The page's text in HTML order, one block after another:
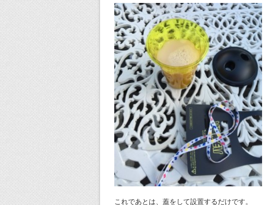
これであとは、蓋をして設置するだけです。